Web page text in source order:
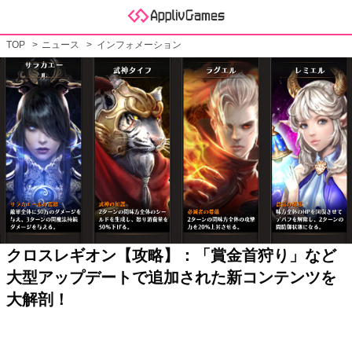
TOP ニュース インフォメーション
クロスレギオン【攻略】：「賞金首狩り」など
大型アップデートで追加された新コンテンツを
大解剖！